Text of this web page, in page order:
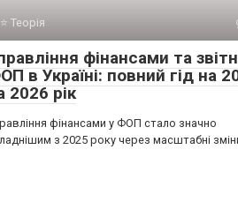
⭐ Теорія
фінансами та
в Україні: повний гід на
2026 рік
фінансами у ФОП стало значно
з 2025 року через масштабні